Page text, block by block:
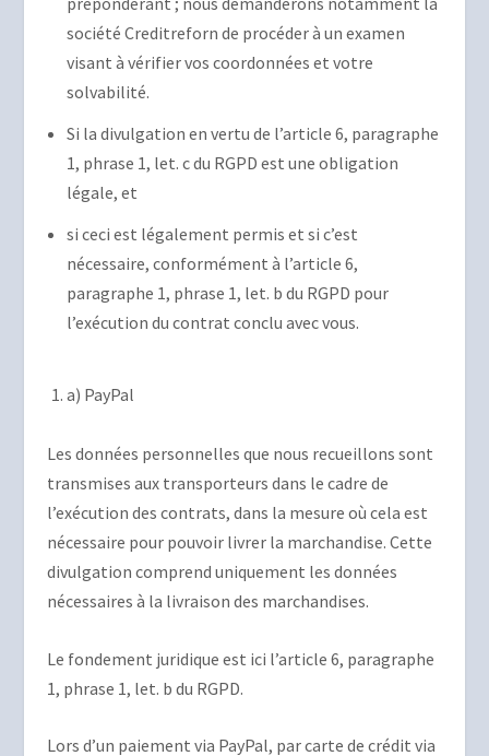
société Creditreforn de procéder à un examen
visant à vérifier vos coordonnées et votre
solvabilité.
Si la divulgation en vertu de l’article 6, paragraphe
1, phrase 1, let. c du RGPD est une obligation
légale, et
si ceci est légalement permis et si c’est
nécessaire, conformément à l’article 6,
paragraphe 1, phrase 1, let. b du RGPD pour
l’exécution du contrat conclu avec vous.
a) PayPal
Les données personnelles que nous recueillons sont
transmises aux transporteurs dans le cadre de
l’exécution des contrats, dans la mesure où cela est
nécessaire pour pouvoir livrer la marchandise. Cette
divulgation comprend uniquement les données
nécessaires à la livraison des marchandises.
Le fondement juridique est ici l’article 6, paragraphe
1, phrase 1, let. b du RGPD.
Lors d’un paiement via PayPal, par carte de crédit via